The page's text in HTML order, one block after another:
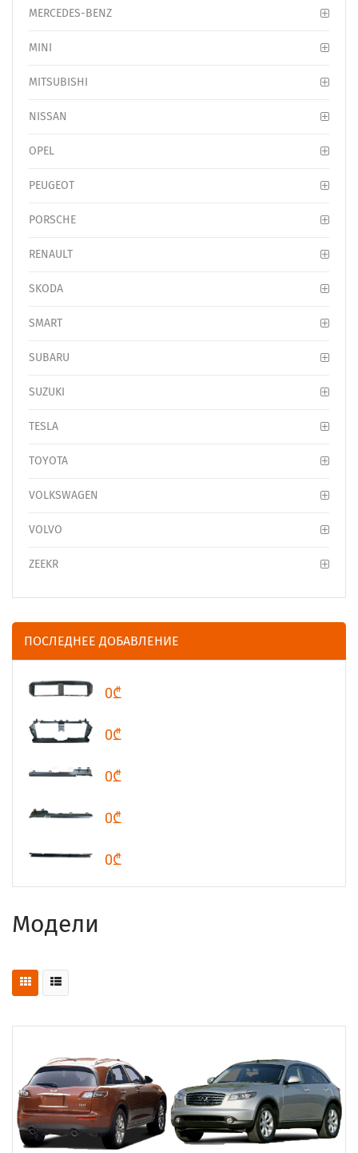
MERCEDES-BENZ
MINI
MITSUBISHI
NISSAN
OPEL
PEUGEOT
PORSCHE
RENAULT
SKODA
SMART
SUBARU
SUZUKI
TESLA
TOYOTA
VOLKSWAGEN
VOLVO
ZEEKR
ПОСЛЕДНЕЕ ДОБАВЛЕНИЕ
0₾
0₾
0₾
0₾
0₾
Модели